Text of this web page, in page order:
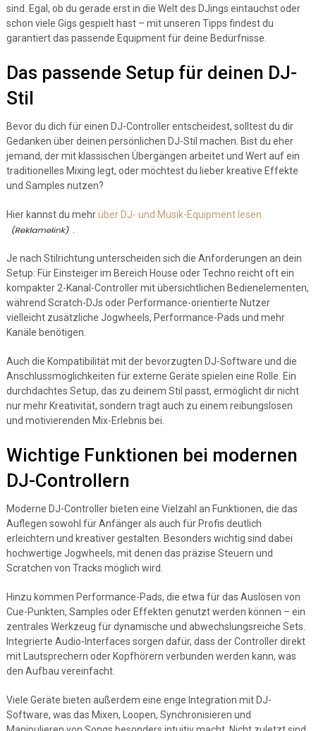
sind. Egal, ob du gerade erst in die Welt des DJings eintauchst oder
schon viele Gigs gespielt hast – mit unseren Tipps findest du
garantiert das passende Equipment für deine Bedürfnisse.
Das passende Setup für deinen DJ-
Stil
Bevor du dich für einen DJ-Controller entscheidest, solltest du dir
Gedanken über deinen persönlichen DJ-Stil machen. Bist du eher
jemand, der mit klassischen Übergängen arbeitet und Wert auf ein
traditionelles Mixing legt, oder möchtest du lieber kreative Effekte
und Samples nutzen?
Hier kannst du mehrüber DJ- und Musik-Equipment lesen
Je nach Stilrichtung unterscheiden sich die Anforderungen an dein
Setup: Für Einsteiger im Bereich House oder Techno reicht oft ein
kompakter 2-Kanal-Controller mit übersichtlichen Bedienelementen,
während Scratch-DJs oder Performance-orientierte Nutzer
vielleicht zusätzliche Jogwheels, Performance-Pads und mehr
Kanäle benötigen.
Auch die Kompatibilität mit der bevorzugten DJ-Software und die
Anschlussmöglichkeiten für externe Geräte spielen eine Rolle. Ein
durchdachtes Setup, das zu deinem Stil passt, ermöglicht dir nicht
nur mehr Kreativität, sondern trägt auch zu einem reibungslosen
und motivierenden Mix-Erlebnis bei.
Wichtige Funktionen bei modernen
DJ-Controllern
Moderne DJ-Controller bieten eine Vielzahl an Funktionen, die das
Auflegen sowohl für Anfänger als auch für Profis deutlich
erleichtern und kreativer gestalten. Besonders wichtig sind dabei
hochwertige Jogwheels, mit denen das präzise Steuern und
Scratchen von Tracks möglich wird.
Hinzu kommen Performance-Pads, die etwa für das Auslösen von
Cue-Punkten, Samples oder Effekten genutzt werden können – ein
zentrales Werkzeug für dynamische und abwechslungsreiche Sets.
Integrierte Audio-Interfaces sorgen dafür, dass der Controller direkt
mit Lautsprechern oder Kopfhörern verbunden werden kann, was
den Aufbau vereinfacht.
Viele Geräte bieten außerdem eine enge Integration mit DJ-
Software, was das Mixen, Loopen, Synchronisieren und